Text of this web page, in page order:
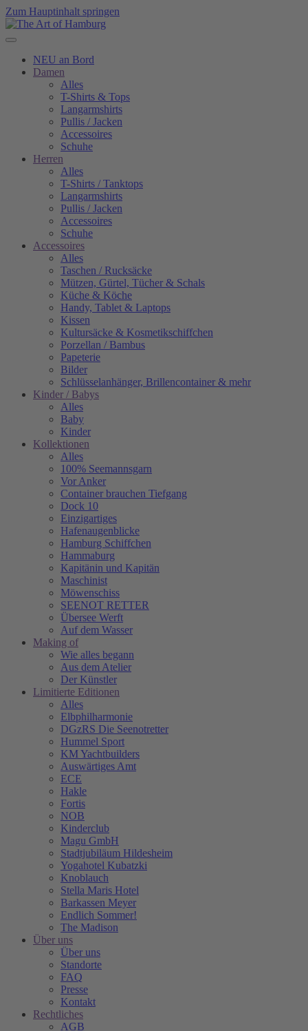
Zum Hauptinhalt springen
NEU an Bord
Damen
Alles
T-Shirts & Tops
Langarmshirts
Pullis / Jacken
Accessoires
Schuhe
Herren
Alles
T-Shirts / Tanktops
Langarmshirts
Pullis / Jacken
Accessoires
Schuhe
Accessoires
Alles
Taschen / Rucksäcke
Mützen, Gürtel, Tücher & Schals
Küche & Köche
Handy, Tablet & Laptops
Kissen
Kultursäcke & Kosmetikschiffchen
Porzellan / Bambus
Papeterie
Bilder
Schlüsselanhänger, Brillencontainer & mehr
Kinder / Babys
Alles
Baby
Kinder
Kollektionen
Alles
100% Seemannsgarn
Vor Anker
Container brauchen Tiefgang
Dock 10
Einzigartiges
Hafenaugen­blicke
Hamburg Schiffchen
Hammaburg
Kapitänin und Kapitän
Maschinist
Möwenschiss
SEENOT RETTER
Übersee Werft
Auf dem Wasser
Making of
Wie alles begann
Aus dem Atelier
Der Künstler
Limitierte Editionen
Alles
Elbphilharmonie
DGzRS Die Seenotretter
Hummel Sport
KM Yachtbuilders
Auswärtiges Amt
ECE
Hakle
Fortis
NOB
Kinderclub
Magu GmbH
Stadtjubiläum Hildesheim
Yogahotel Kubatzki
Knoblauch
Stella Maris Hotel
Barkassen Meyer
Endlich Sommer!
The Madison
Über uns
Über uns
Standorte
FAQ
Presse
Kontakt
Rechtliches
AGB